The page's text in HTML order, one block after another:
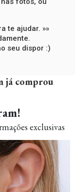
te ajudar. »»
seu dispor :)
já comprou
exclusivas